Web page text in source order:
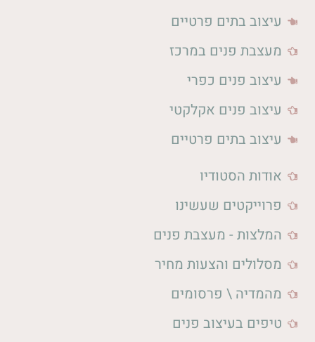
עיצוב בתים פרטיים
מעצבת פנים במרכז
עיצוב פנים כפרי
עיצוב פנים אקלקטי
עיצוב בתים פרטיים
אודות הסטודיו
פרוייקטים שעשינו
המלצות - מעצבת פנים
מסלולים והצעות מחיר
מהמדיה \ פרסומים
טיפים בעיצוב פנים